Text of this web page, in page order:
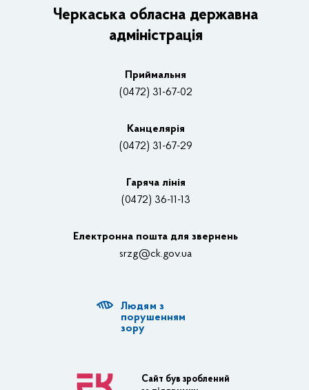
Керівництво адміністрації
Основні завдання та нормативно-правові засади
Нагороди
Контакти
Відеотрансляції
Структурні підрозділи ОДА
Діяльність ОДА
Черкаська обласна державна
адміністрація
Приймальня
(0472) 31-67-02
Канцелярiя
(0472) 31-67-29
Гаряча лінія
(0472) 36-11-13
Електронна пошта для звернень
srzg@ck.gov.ua
Людям з
порушенням
зору
Сайт був зроблений